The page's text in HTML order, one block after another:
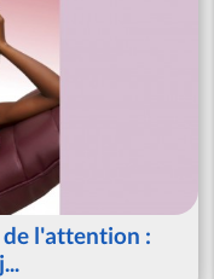
l'attention :